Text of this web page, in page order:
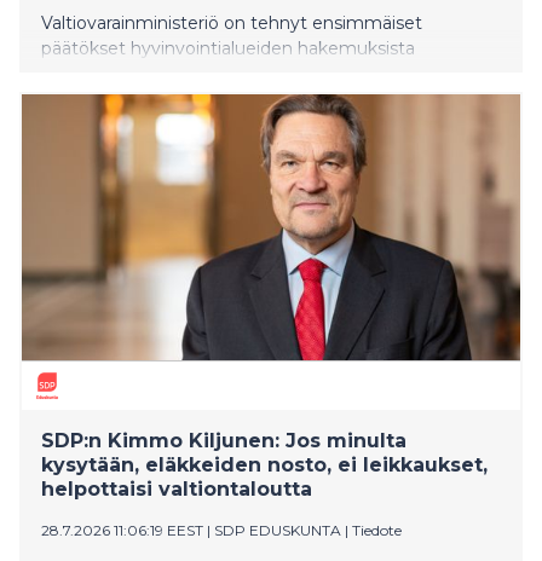
Valtiovarainministeriö on tehnyt ensimmäiset
päätökset hyvinvointialueiden hakemuksista
Uudenmaan hyvinvointialue (Keusote) haki
mahdollisuutta kattaa taseeseen kertynyt alijäämä
vuoden 2029 loppuun mennessä, mutta ministeriö ei
tehnyt vielä päätöstä hakemuksesta. Sen sijaan
ministeriö käynnistää Keusotella ennakollisen talouden
ohjauksen menettelyn jatkoaikahakemuksen
tarkempaa arviointia varten.
SDP:n Kimmo Kiljunen: Jos minulta
kysytään, eläkkeiden nosto, ei leikkaukset,
helpottaisi valtiontaloutta
28.7.2026 11:06:19 EEST | SDP EDUSKUNTA | Tiedote